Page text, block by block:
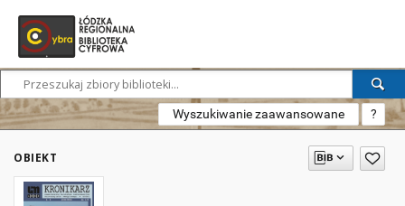
Wyszukiwanie zaawansowane ?
OBIEKT